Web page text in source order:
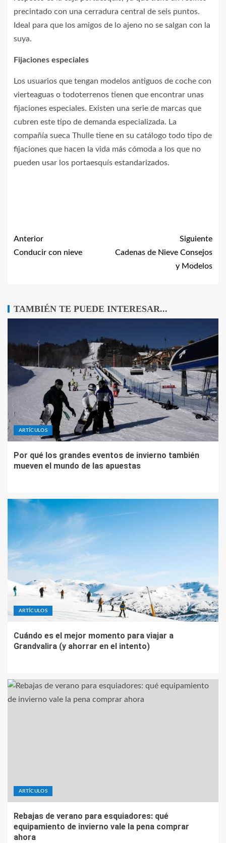
precintado con una cerradura central de seis puntos.
Ideal para que los amigos de lo ajeno no se salgan con la
suya.
Fijaciones especiales
Los usuarios que tengan modelos antiguos de coche con
vierteaguas o todoterrenos tienen que encontrar unas
fijaciones especiales. Existen una serie de marcas que
cubren este tipo de demanda especializada. La
compañía sueca Thulle tiene en su catálogo todo tipo de
fijaciones que hacen la vida más cómoda a los que no
pueden usar los portaesquís estandarizados.
Anterior
Conducir con nieve
Siguiente
Cadenas de Nieve Consejos
y Modelos
TAMBIÉN TE PUEDE INTERESAR...
ARTÍCULOS
Por qué los grandes eventos de invierno también
mueven el mundo de las apuestas
ARTÍCULOS
Cuándo es el mejor momento para viajar a
Grandvalira (y ahorrar en el intento)
ARTÍCULOS
Rebajas de verano para esquiadores: qué
equipamiento de invierno vale la pena comprar
ahora